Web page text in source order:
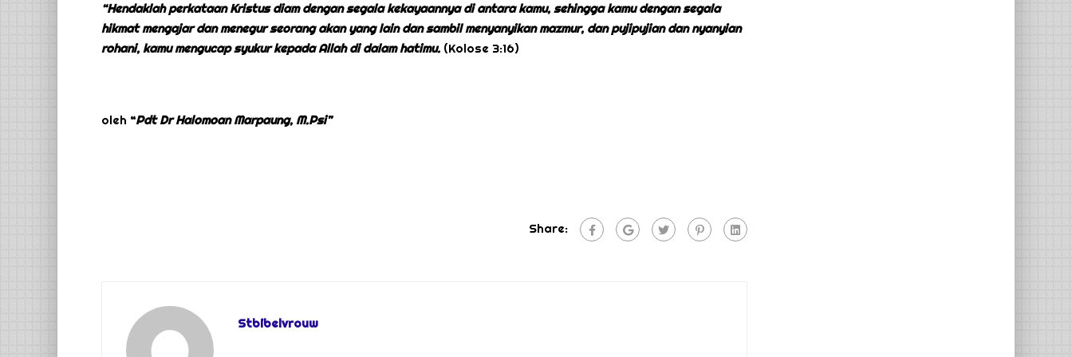
“HendaklahperkataanKristusdiam dengan segala kekayaannya di antara kamu, sehingga kamu dengan segala
hikmat mengajar dan menegur seorang akan yang lain dan sambil menyanyikan mazmur, dan pujipujian dan nyanyian
rohani, kamu mengucap syukur kepada Allah di dalam hatimu. (Kolose 3:16)
oleh “Pdt Dr Halomoan Marpaung, M.Psi”
Share:
Stbibelvrouw